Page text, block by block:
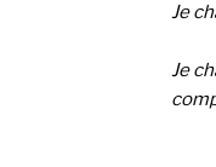
Je
Je